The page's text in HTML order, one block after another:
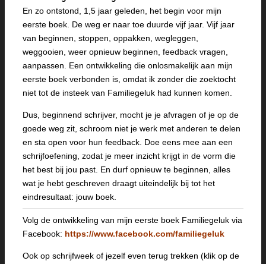
En zo ontstond, 1,5 jaar geleden, het begin voor mijn
eerste boek. De weg er naar toe duurde vijf jaar. Vijf jaar
van beginnen, stoppen, oppakken, wegleggen,
weggooien, weer opnieuw beginnen, feedback vragen,
aanpassen. Een ontwikkeling die onlosmakelijk aan mijn
eerste boek verbonden is, omdat ik zonder die zoektocht
niet tot de insteek van Familiegeluk had kunnen komen.
Dus, beginnend schrijver, mocht je je afvragen of je op de
goede weg zit, schroom niet je werk met anderen te delen
en sta open voor hun feedback. Doe eens mee aan een
schrijfoefening, zodat je meer inzicht krijgt in de vorm die
het best bij jou past. En durf opnieuw te beginnen, alles
wat je hebt geschreven draagt uiteindelijk bij tot het
eindresultaat: jouw boek.
Volg de ontwikkeling van mijn eerste boek Familiegeluk via
Facebook: https://www.facebook.com/familiegeluk
Ook op schrijfweek of jezelf even terug trekken (klik op de